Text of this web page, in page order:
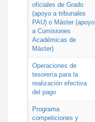
oficiales de Grado
(apoyo a tribunales
PAU) o Máster (apoyo
a Comisiones
Académicas de
Máster)
Operaciones de
tesorería para la
realización efectiva
del pago
Programa
competiciones y